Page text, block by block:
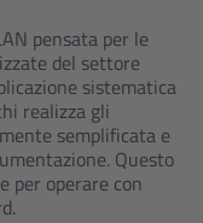
pensata per le
del settore
sistematica
realizza gli
semplificata e
Questo
per operare con